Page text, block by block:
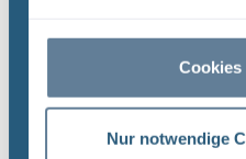
Cookies
Nur notwendige
Seite stellen wir Ihnen